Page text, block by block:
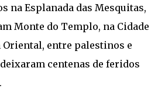
na Esplanada das Mesquitas,
Monte do Templo, na Cidade
Oriental, entre palestinos e
centenas de feridos